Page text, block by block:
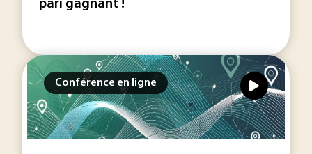
pari gagnant !
Conférence en ligne